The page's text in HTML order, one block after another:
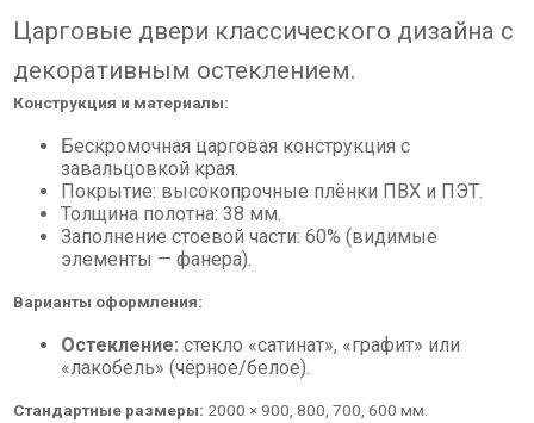
Царговые двери классического дизайна с
декоративным остеклением.
Конструкция и материалы:
Бескромочная царговая конструкция с
завальцовкой края.
Покрытие: высокопрочные плёнки ПВХ и ПЭТ.
Толщина полотна: 38 мм.
Заполнение стоевой части: 60% (видимые
элементы — фанера).
Варианты оформления:
Остекление: стекло «сатинат», «графит» или
«лакобель» (чёрное/белое).
Стандартные размеры: 2000 × 900, 800, 700, 600 мм.